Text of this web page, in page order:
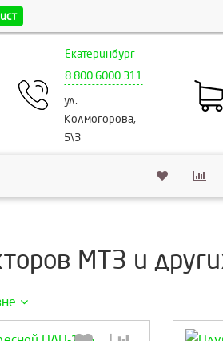
Екатеринбург
8 800 6000 311
ул.
Колмогорова,
5\3
МТЗ и